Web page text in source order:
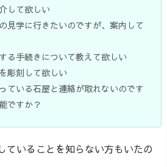
して欲しい
見学に行きたいのですが、案内して
る手続きについて教えて欲しい
彫刻して欲しい
ている石屋と連絡が取れないのです
ですか？
ていることを知らない方もいたの